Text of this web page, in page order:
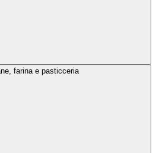
farina e pasticceria